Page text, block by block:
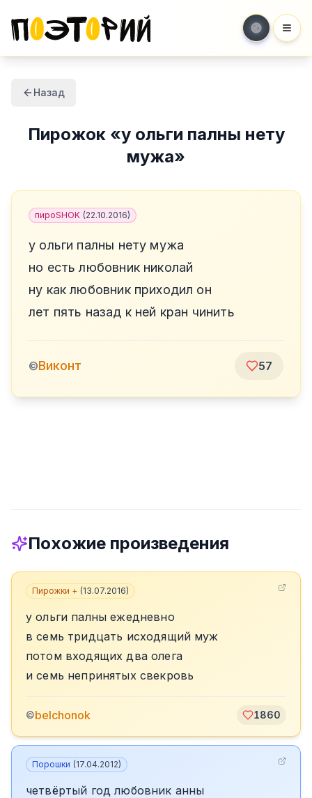
Назад
Пирожок«у ольги палны нету
мужа»
пироSHOK (22.10.2016)
у ольги палны нету мужа
но есть любовник николай
ну как любовник приходил он
лет пять назад к ней кран чинить
©Виконт 57
Похожие произведения
Пирожки + (13.07.2016)
у ольги палны ежедневно
в семь тридцать исходящий муж
потом входящих два олега
и семь непринятых свекровь
©belchonok 1860
Порошки (17.04.2012)
четвёртый год любовник анны